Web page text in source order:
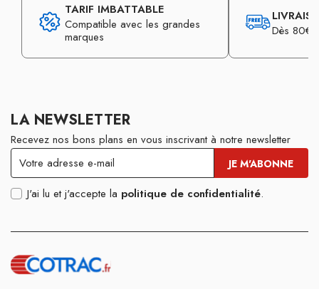
TARIF IMBATTABLE
Compatible avec les grandes
marques
Dès 80€
LA NEWSLETTER
Recevez nos bons plans en vous inscrivant à notre newsletter
J'ai lu et j'accepte la politique de confidentialité.